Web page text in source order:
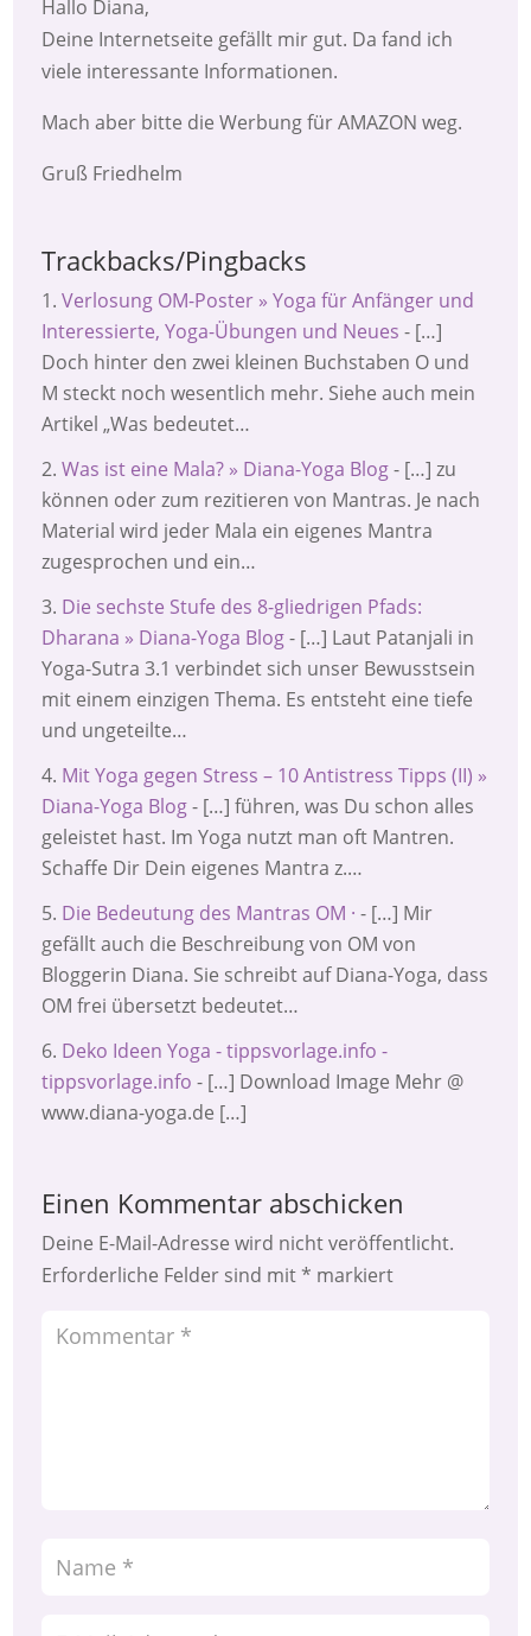
Hallo Diana,
Deine Internetseite gefällt mir gut. Da fand ich
viele interessante Informationen.
Mach aber bitte die Werbung für AMAZON weg.
Gruß Friedhelm
Trackbacks/Pingbacks
Verlosung OM-Poster » Yoga für Anfänger und
Interessierte, Yoga-Übungen und Neues - […]
Doch hinter den zwei kleinen Buchstaben O und
M steckt noch wesentlich mehr. Siehe auch mein
Artikel „Was bedeutet…
Was ist eine Mala? » Diana-Yoga Blog- […] zu
können oder zum rezitieren von Mantras. Je nach
Material wird jeder Mala ein eigenes Mantra
zugesprochen und ein…
Die sechste Stufe des 8-gliedrigen Pfads:
Dharana » Diana-Yoga Blog- […] Laut Patanjali in
Yoga-Sutra 3.1 verbindet sich unser Bewusstsein
mit einem einzigen Thema. Es entsteht eine tiefe
und ungeteilte…
Mit Yoga gegen Stress – 10 Antistress Tipps (II) »
Diana-Yoga Blog- […] führen, was Du schon alles
geleistet hast. Im Yoga nutzt man oft Mantren.
Schaffe Dir Dein eigenes Mantra z.…
Die Bedeutung des Mantras OM · - […] Mir
gefällt auch die Beschreibung von OM von
Bloggerin Diana. Sie schreibt auf Diana-Yoga, dass
OM frei übersetzt bedeutet…
Deko Ideen Yoga - tippsvorlage.info -
tippsvorlage.info - […] Download Image Mehr @
www.diana-yoga.de […]
Einen Kommentar abschicken
Deine E-Mail-Adresse wird nicht veröffentlicht.
Erforderliche Felder sind mit* markiert